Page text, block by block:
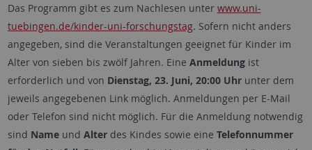
Das Programm gibt es zum Nachlesen unter www.uni-
tuebingen.de/kinder-uni-forschungstag. Sofern nicht anders
angegeben, sind die Veranstaltungen geeignet für Kinder im
Alter von sieben bis zwölf Jahren. Eine Anmeldungist
erforderlich und von Dienstag, 23. Juni, 20:00 Uhr unter dem
jeweils angegebenen Link möglich. Anmeldungen per E-Mail
oder Telefon sind nicht möglich. Für die Anmeldung notwendig
sind Nameund Alterdes Kindes sowie eine Telefonnummer